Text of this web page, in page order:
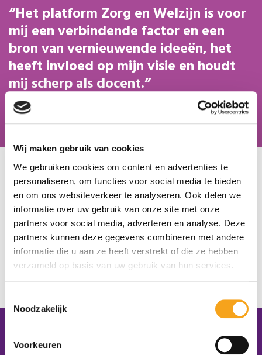
Wij maken gebruik van cookies
We gebruiken cookies om content en advertenties te
personaliseren, om functies voor social media te bieden
en om ons websiteverkeer te analyseren. Ook delen we
informatie over uw gebruik van onze site met onze
partners voor social media, adverteren en analyse. Deze
partners kunnen deze gegevens combineren met andere
informatie die u aan ze heeft verstrekt of die ze hebben
verzameld op basis van uw gebruik van hun services.
Noodzakelijk
Voorkeuren
Het platform Zorg en Welzijn is voor
mij een verbindende factor en een
bron van vernieuwende ideeën, het
heeft invloed op mijn visie en houdt
mij scherp als docent.
Hiske van der Zweep, docent zorg & welzijn, Schoonhovens
U bevindt zich hier:Home/ Onze scholen /OSG Singelland locatie
VO-Surhuisterveen
OSG Singelland locatie
VO-Surhuisterveen
SURHUISTERVEEN
Contactgegevens